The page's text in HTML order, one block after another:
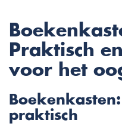
Praktisch
voor het
praktisch